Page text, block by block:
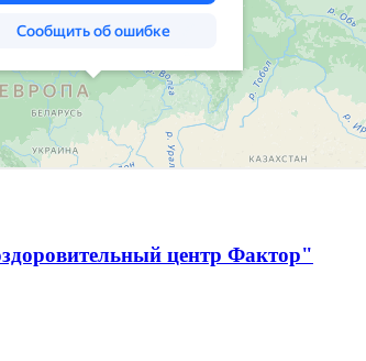
центр Фактор"